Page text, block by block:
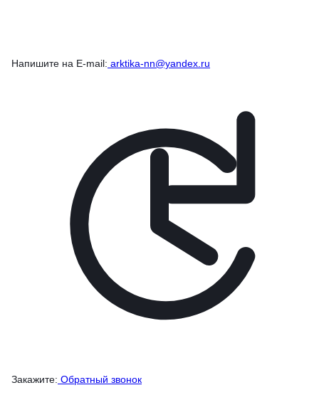
Напишите на E-mail: arktika-nn@yandex.ru
Закажите: Обратный звонок